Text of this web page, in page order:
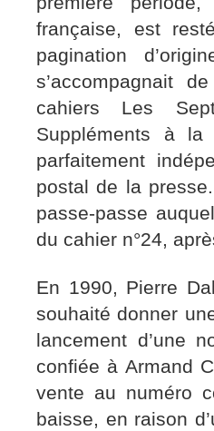
française, est
pagination
s’accompagnait
cahiers Les
Suppléments à la
parfaitement
postal de la
passe-passe
du cahier n°24,
En 1990, Pierre
souhaité donner
lancement d’une
confiée à Armand
vente au numéro
baisse, en raison